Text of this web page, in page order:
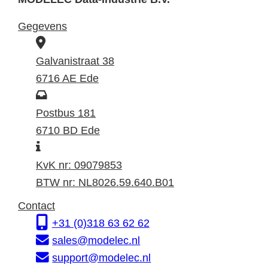
Gegevens
B
e
z
o
e
k
d
r
s
Galvanistraat 38
6716 AE Ede
P
o
s
a
d
e
s
Postbus 181
6710 BD Ede
I
n
f
r
m
a
KvK nr: 09079853
BTW nr: NL8026.59.640.B01
Contact
+31 (0)318 63 62 62
sales@modelec.nl
support@modelec.nl